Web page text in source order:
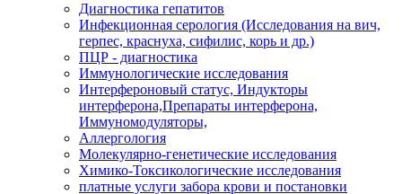
Диагностика гепатитов
Инфекционная серология (Исследования на вич,
герпес, краснуха, сифилис, корь и др.)
ПЦР - диагностика
Иммунологические исследования
Интерфероновый статус, Индукторы
интерферона,Препараты интерферона,
Иммуномодуляторы,
Аллергология
Молекулярно-генетические исследования
Химико-Токсикологические исследования
платные услуги забора крови и постановки